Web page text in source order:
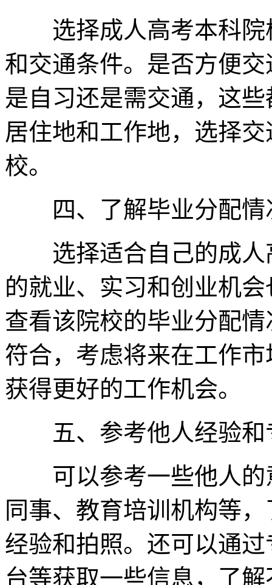
选择成人高考本科院
和交通条件。是否方便
是自习还是需交通，这
居住地和工作地，选择
校。
四、了解毕业分配情
选择适合自己的成人
的就业、实习和创业机
查看该院校的毕业分配
符合，考虑将来在工作
获得更好的工作机会。
五、参考他人经验和
可以参考一些他人的
同事、教育培训机构等
经验和拍照。还可以通
台等获取一些信息，了